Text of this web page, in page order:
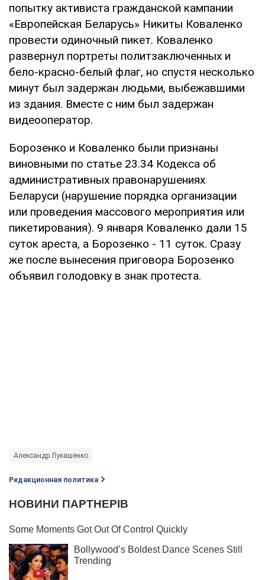
попытку активиста гражданской кампании
«Европейская Беларусь» Никиты Коваленко
провести одиночный пикет. Коваленко
развернул портреты политзаключенных и
бело-красно-белый флаг, но спустя несколько
минут был задержан людьми, выбежавшими
из здания. Вместе с ним был задержан
видеооператор.
Борозенко и Коваленко были признаны
виновными по статье 23.34 Кодекса об
административных правонарушениях
Беларуси (нарушение порядка организации
или проведения массового мероприятия или
пикетирования). 9 января Коваленко дали 15
суток ареста, а Борозенко - 11 суток. Сразу
же после вынесения приговора Борозенко
объявил голодовку в знак протеста.
Александр Лукашенко
Редакционная политика